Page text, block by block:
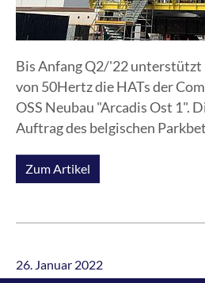
Bis Anfang Q2/'22
von 50Hertz die HATs der
OSS Neubau "Arcadis Ost 1".
Auftrag des belgischen
Zum Artikel
26. Januar 2022